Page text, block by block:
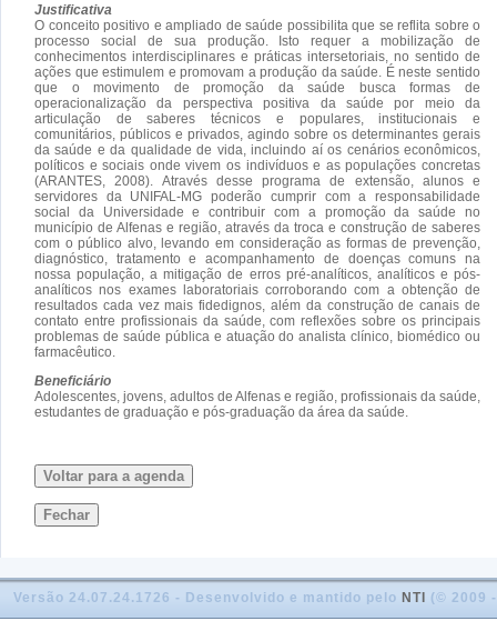
Justificativa
O conceito positivo e ampliado de saúde possibilita que se reflita sobre o
processo social de sua produção. Isto requer a mobilização de
conhecimentos interdisciplinares e práticas intersetoriais, no sentido de
ações que estimulem e promovam a produção da saúde. É neste sentido
que o movimento de promoção da saúde busca formas de
operacionalização da perspectiva positiva da saúde por meio da
articulação de saberes técnicos e populares, institucionais e
comunitários, públicos e privados, agindo sobre os determinantes gerais
da saúde e da qualidade de vida, incluindo aí os cenários econômicos,
políticos e sociais onde vivem os indivíduos e as populações concretas
(ARANTES, 2008). Através desse programa de extensão, alunos e
servidores da UNIFAL-MG poderão cumprir com a responsabilidade
social da Universidade e contribuir com a promoção da saúde no
município de Alfenas e região, através da troca e construção de saberes
com o público alvo, levando em consideração as formas de prevenção,
diagnóstico, tratamento e acompanhamento de doenças comuns na
nossa população, a mitigação de erros pré-analíticos, analíticos e pós-
analíticos nos exames laboratoriais corroborando com a obtenção de
resultados cada vez mais fidedignos, além da construção de canais de
contato entre profissionais da saúde, com reflexões sobre os principais
problemas de saúde pública e atuação do analista clínico, biomédico ou
farmacêutico.
Beneficiário
Adolescentes, jovens, adultos de Alfenas e região, profissionais da saúde,
estudantes de graduação e pós-graduação da área da saúde.
Voltar para a agenda
Fechar
Versão 24.07.24.1726 - Desenvolvido e mantido pelo NTI (© 2009 -